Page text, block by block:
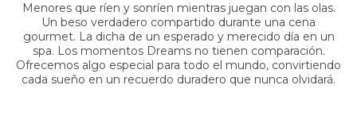
Menores que ríen y sonríen mientras juegan con las olas.
Un beso verdadero compartido durante una cena
gourmet. La dicha de un esperado y merecido día en un
spa. Los momentos Dreams no tienen comparación.
Ofrecemos algo especial para todo el mundo, convirtiendo
cada sueño en un recuerdo duradero que nunca olvidará.